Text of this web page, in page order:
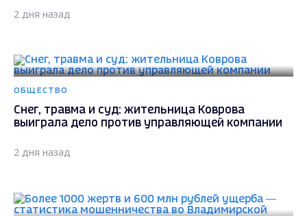
2 дня назад
ОБЩЕСТВО
Снег, травма и суд: жительница Коврова
выиграла дело против управляющей компании
2 дня назад